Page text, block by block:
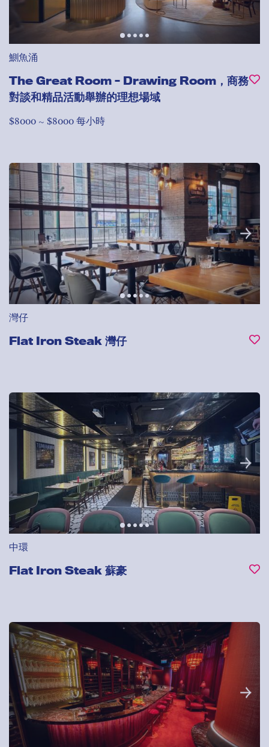
鰂魚涌
The Great Room - Drawing Room，商務
對談和精品活動舉辦的理想場域
$8000 ~ $8000 每小時
灣仔
Flat Iron Steak 灣仔
中環
Flat Iron Steak 蘇豪